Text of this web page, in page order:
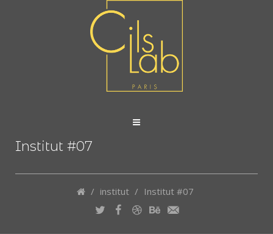
Institut #07
/ institut / Institut #07